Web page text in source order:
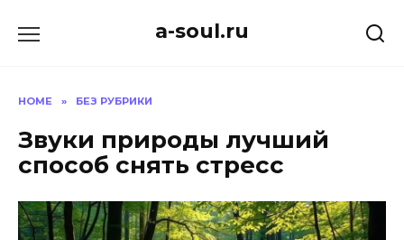
a-soul.ru
HOME » БЕЗ РУБРИКИ
Звуки природы лучший
способ снять стресс